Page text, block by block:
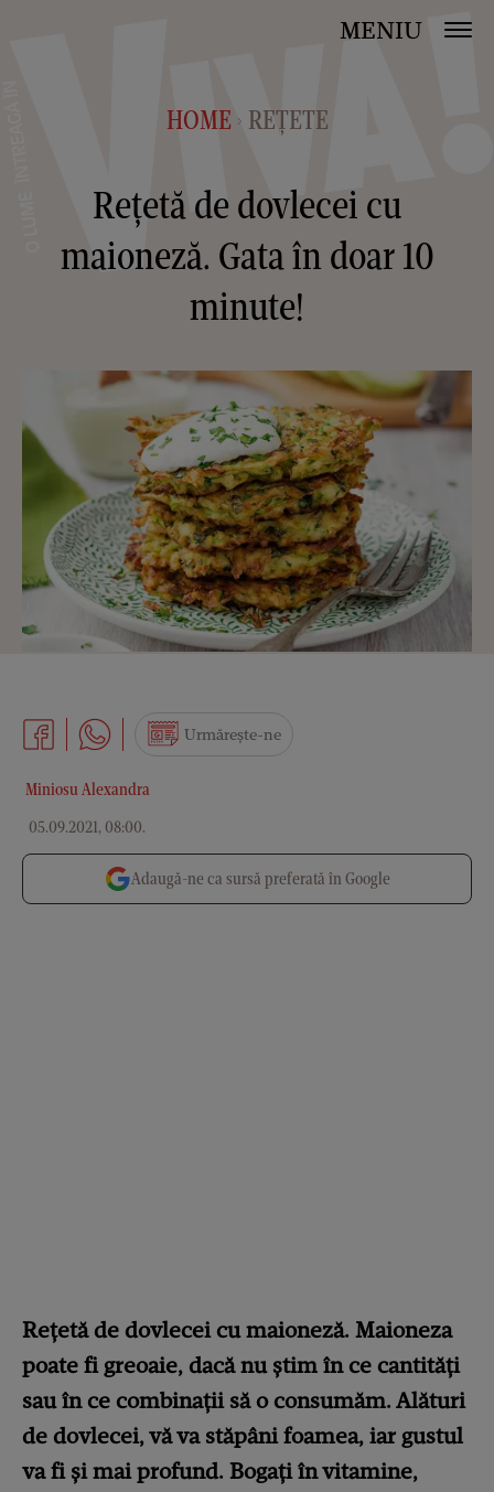
MENIU
HOME > REȚETE
Rețetă de dovlecei cu
maioneză. Gata în doar 10
minute!
Miniosu Alexandra
05.09.2021, 08:00.
Urmărește-ne
Adaugă-ne ca sursă preferată în Google
Rețetă de dovlecei cu maioneză. Maioneza
poate fi greoaie, dacă nu știm în ce cantități
sau în ce combinații să o consumăm. Alături
de dovlecei, vă va stăpâni foamea, iar gustul
va fi și mai profund. Bogați în vitamine,